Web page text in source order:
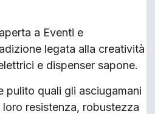
a Eventi e
legata alla creatività
e dispenser sapone.
pulito quali gli asciugamani
resistenza, robustezza